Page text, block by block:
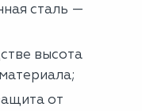
сталь —
высота
от